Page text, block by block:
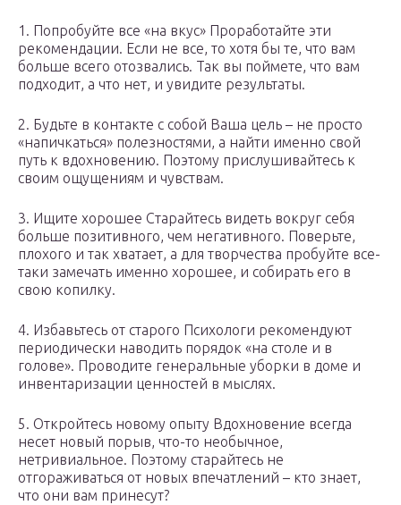
1. Попробуйте все «на вкус» Проработайте эти
рекомендации. Если не все, то хотя бы те, что вам
больше всего отозвались. Так вы поймете, что вам
подходит, а что нет, и увидите результаты.
2. Будьте в контакте с собой Ваша цель – не просто
«напичкаться» полезностями, а найти именно свой
путь к вдохновению. Поэтому прислушивайтесь к
своим ощущениям и чувствам.
3. Ищите хорошее Старайтесь видеть вокруг себя
больше позитивного, чем негативного. Поверьте,
плохого и так хватает, а для творчества пробуйте все-
таки замечать именно хорошее, и собирать его в
свою копилку.
4. Избавьтесь от старого Психологи рекомендуют
периодически наводить порядок «на столе и в
голове». Проводите генеральные уборки в доме и
инвентаризации ценностей в мыслях.
5. Откройтесь новому опыту Вдохновение всегда
несет новый порыв, что-то необычное,
нетривиальное. Поэтому старайтесь не
отгораживаться от новых впечатлений – кто знает,
что они вам принесут?